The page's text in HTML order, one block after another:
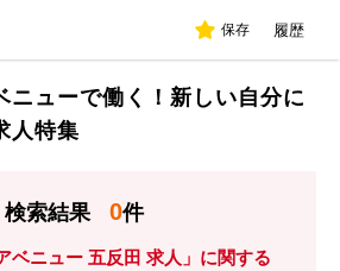
保存 履歴
ニューで働く！新しい自分に
人特集
検索結果 0件
ベニュー 五反田 求人」に関する